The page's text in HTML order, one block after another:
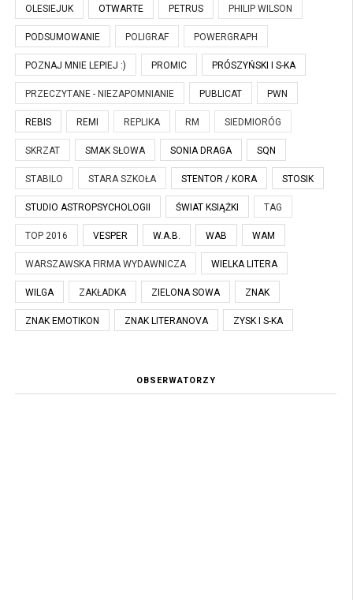
OLESIEJUK OTWARTE PETRUS PHILIP WILSON
PODSUMOWANIE POLIGRAF POWERGRAPH
POZNAJ MNIE LEPIEJ :) PROMIC PRÓSZYŃSKI I S-KA
PRZECZYTANE - NIEZAPOMNIANIE PUBLICAT PWN
REBIS REMI REPLIKA RM SIEDMIORÓG
SKRZAT SMAK SŁOWA SONIA DRAGA SQN
STABILO STARA SZKOŁA STENTOR / KORA STOSIK
STUDIO ASTROPSYCHOLOGII ŚWIAT KSIĄŻKI TAG
TOP 2016 VESPER W.A.B. WAB WAM
WARSZAWSKA FIRMA WYDAWNICZA WIELKA LITERA
WILGA ZAKŁADKA ZIELONA SOWA ZNAK
ZNAK EMOTIKON ZNAK LITERANOVA ZYSK I S-KA
OBSERWATORZY